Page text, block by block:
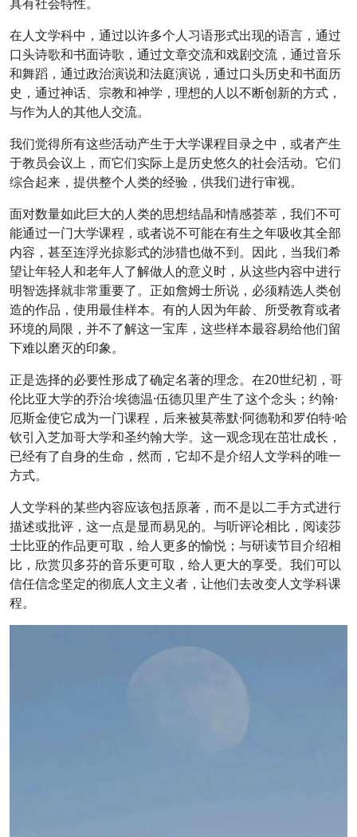
在人文学科中，通过以许多个人习语形式出现的语言，通过
口头诗歌和书面诗歌，通过文章交流和戏剧交流，通过音乐
和舞蹈，通过政治演说和法庭演说，通过口头历史和书面历
史，通过神话、宗教和神学，理想的人以不断创新的方式，
与作为人的其他人交流。
我们觉得所有这些活动产生于大学课程目录之中，或者产生
于教员会议上，而它们实际上是历史悠久的社会活动。它们
综合起来，提供整个人类的经验，供我们进行审视。
面对数量如此巨大的人类的思想结晶和情感荟萃，我们不可
能通过一门大学课程，或者说不可能在有生之年吸收其全部
内容，甚至连浮光掠影式的涉猎也做不到。因此，当我们希
望让年轻人和老年人了解做人的意义时，从这些内容中进行
明智选择就非常重要了。正如詹姆士所说，必须精选人类创
造的作品，使用最佳样本。有的人因为年龄、所受教育或者
环境的局限，并不了解这一宝库，这些样本最容易给他们留
下难以磨灭的印象。
正是选择的必要性形成了确定名著的理念。在20世纪初，哥
伦比亚大学的乔治·埃德温·伍德贝里产生了这个念头；约翰·
厄斯金使它成为一门课程，后来被莫蒂默·阿德勒和罗伯特·哈
钦引入芝加哥大学和圣约翰大学。这一观念现在茁壮成长，
已经有了自身的生命，然而，它却不是介绍人文学科的唯一
方式。
人文学科的某些内容应该包括原著，而不是以二手方式进行
描述或批评，这一点是显而易见的。与听评论相比，阅读莎
士比亚的作品更可取，给人更多的愉悦；与研读节目介绍相
比，欣赏贝多芬的音乐更可取，给人更大的享受。我们可以
信任信念坚定的彻底人文主义者，让他们去改变人文学科课
程。